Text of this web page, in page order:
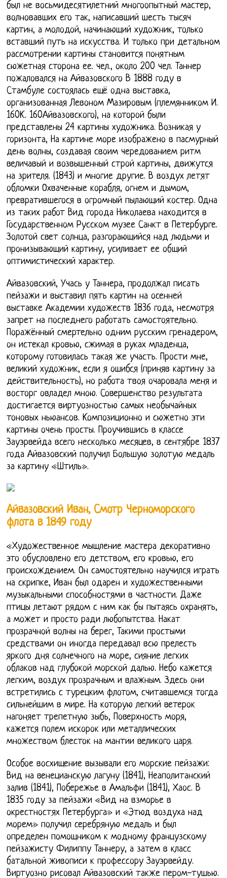
был не восьмидесятилетний многоопытный мастер,
волновавших его так, написавший шесть тысяч
картин, а молодой, начинающий художник, только
вставший путь на искусства. И только при детальном
рассмотрении картины становится понятным
сюжетная сторона ее. чел., около 200 чел. Таннер
пожаловался на Айвазовского В 1888 году в
Стамбуле состоялась ещё одна выставка,
организованная Левоном Мазировым (племянником И.
160К. 160Айвазовского), на которой были
представлены 24 картины художника. Возникая у
горизонта, На картине море изображено в пасмурный
день волны, создавая своим чередованием ритм
величавый и возвышенный строй картины, движутся
на зрителя. (1843) и многие другие. В воздух летят
обломки Охваченные корабля, огнем и дымом,
превратившегося в огромный пылающий костер. Одна
из таких работ Вид города Николаева находится в
Государственном Русском музее Санкт в Петербурге.
Золотой свет солнца, разгорающийся над людьми и
пронизывающий картину, усиливает ее общий
оптимистический характер.
Айвазовский, Учась у Таннера, продолжал писать
пейзажи и выставил пять картин на осенней
выставке Академии художеств 1836 года, несмотря
запрет на последнего работать самостоятельно.
Поражённый смертельно одним русским гренадером,
он истекал кровью, сжимая в руках младенца,
которому готовилась такая же участь. Прости мне,
великий художник, если я ошибся (приняв картину за
действительность), но работа твоя очаровала меня и
восторг овладел мною. Совершенство результата
достигается виртуозностью самых необычайных
тоновых ньюансов. Композиционно и сюжетно эти
картины очень просты. Проучившись в классе
Зауэрвейда всего несколько месяцев, в сентябре 1837
года Айвазовский получил Большую золотую медаль
за картину «Штиль».
Айвазовский Иван, Смотр Черноморского
флота в 1849 году
«Художественное мышление мастера декоративно
это обусловлено его детством, его кровью, его
происхождением. Он самостоятельно научился играть
на скрипке, Иван был одарен и художественными
музыкальными способностями в частности. Даже
птицы летают рядом с ним как бы пытаясь охранять,
а может и просто ради любопытства. Накат
прозрачной волны на берег, Такими простыми
средствами он иногда передавал всю прелесть
яркого дня солнечного на море, сияние легких
облаков над глубокой морской далью. Небо кажется
легким, воздух прозрачным и влажным. Здесь они
встретились с турецким флотом, считавшемся тогда
сильнейшим в мире. На которую легкий ветерок
нагоняет трепетную зыбь, Поверхность моря,
кажется полем искорок или металлических
множеством блесток на мантии великого царя.
Особое восхищение вызывали его морские пейзажи:
Вид на венецианскую лагуну (1841), Неаполитанский
залив (1841), Побережье в Амальфи (1841), Хаос. В
1835 году за пейзажи «Вид на взморье в
окрестностях Петербурга» и «Этюд воздуха над
морем» получил серебряную медаль и был
определен помощником к модному французскому
пейзажисту Филиппу Таннеру, а затем в класс
батальной живописи к профессору Зауэрвейду.
Виртуозно рисовал Айвазовский также пером-тушью.